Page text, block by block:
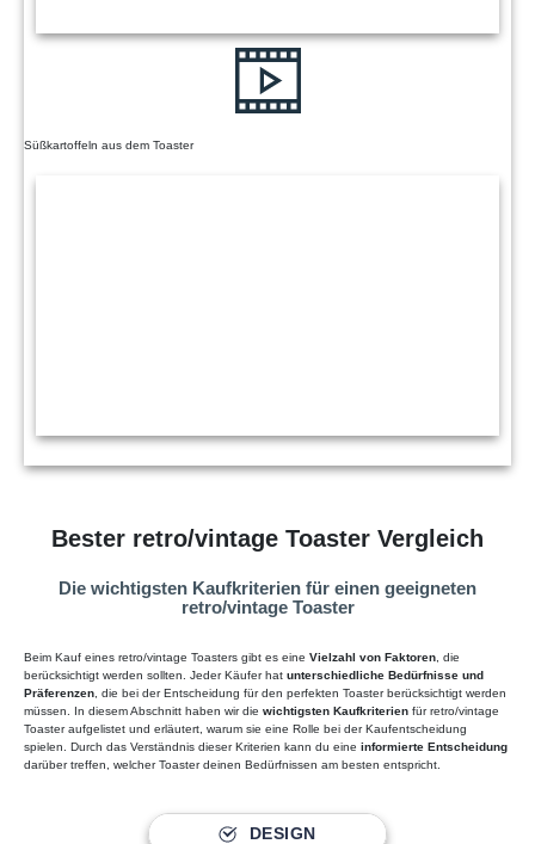
Mit dem Laden des Videos akzeptieren Sie die
Datenschutzerklärung von YouTube.
Süßkartoffeln aus dem Toaster
Mehr erfahren
Video laden
Bester retro/vintage Toaster Vergleich
Die wichtigsten Kaufkriterien für einen geeigneten
retro/vintage Toaster
Beim Kauf eines retro/vintage Toasters gibt es eine Vielzahl von Faktoren, die
berücksichtigt werden sollten. Jeder Käufer hat unterschiedliche Bedürfnisse und
Präferenzen, die bei der Entscheidung für den perfekten Toaster berücksichtigt werden
müssen. In diesem Abschnitt haben wir die wichtigsten Kaufkriterien für retro/vintage
Toaster aufgelistet und erläutert, warum sie eine Rolle bei der Kaufentscheidung
spielen. Durch das Verständnis dieser Kriterien kann du eine informierte Entscheidung
darüber treffen, welcher Toaster deinen Bedürfnissen am besten entspricht.
DESIGN